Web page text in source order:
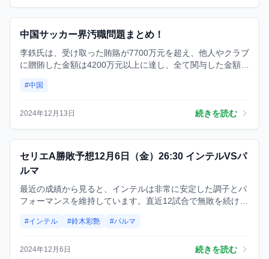
予想
中国サッカー界汚職問題まとめ！
李鉄氏は、受け取った賄賂が7700万元を超え、他人やクラブ
に贈賄した金額は4200万元以上に達し、全て関与した金額は
#中国
2024年12月13日 続きを読む
予想
セリエA勝敗予想12月6日（金）26:30 インテルVSパ
ルマ
最近の成績から見ると、インテルは非常に安定した調子とパ
フォーマンスを維持しています。直近12試合で無敗を続け、
ムゲームで29試合連続ゴールを記録中です⚽ 一方で、鈴木彩
ホームでラツィオ相手に3ゴールを挙げて番狂わせの勝利を
#インテル #鈴木彩艶 #パルマ
2024年12月6日 続きを読む